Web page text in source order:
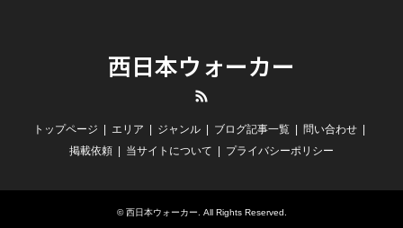
西日本ウォーカー
トップページ エリア ジャンル ブログ記事一覧
問い合わせ
掲載依頼
当サイトについて プライバシーポリシー
©西日本ウォーカー . All Rights Reserved.